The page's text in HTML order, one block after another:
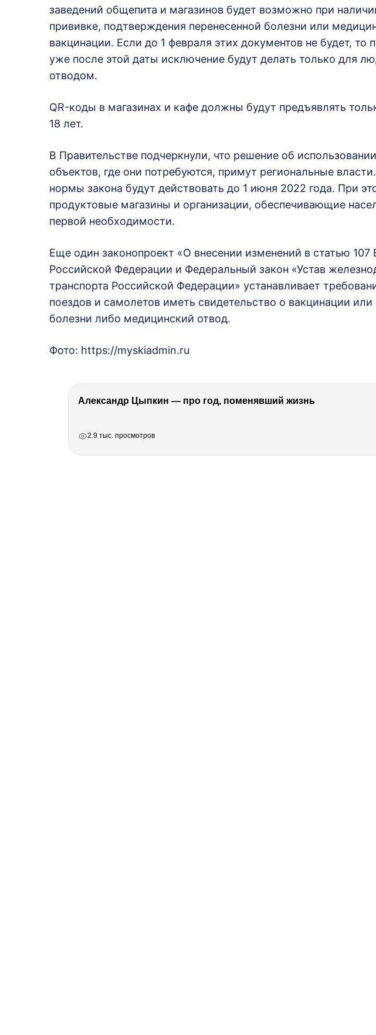
заведений общепита и магазинов будет возможно при
прививке, подтверждения перенесенной болезни или
вакцинации. Если до 1 февраля этих документов не будет, то
уже после этой даты исключение будут делать только для
отводом.
QR-коды в магазинах и кафе должны будут предъявлять
18 лет.
В Правительстве подчеркнули, что решение об
объектов, где они потребуются, примут региональные
нормы закона будут действовать до 1 июня 2022 года. При
продуктовые магазины и организации, обеспечивающие
первой необходимости.
Еще один законопроект «О внесении изменений в статью 107
Российской Федерации и Федеральный закон «Устав
транспорта Российской Федерации» устанавливает
поездов и самолетов иметь свидетельство о вакцинации или
болезни либо медицинский отвод.
Фото: https://myskiadmin.ru
Александр Цыпкин — про год, поменявший жизнь
2.9 тыс. просмотров